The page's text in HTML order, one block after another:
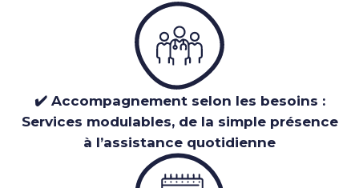
✔️ Accompagnement selon les besoins :
Services modulables, de la simple présence
à l’assistance quotidienne